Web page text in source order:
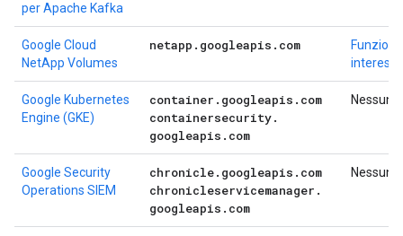
per Apache Kafka
Google Cloud
NetApp Volumes
netapp . googleapis . com
Google Kubernetes
Engine (GKE)
container . googleapis . com
containersecurity.
googleapis . com
Nessuno
Google Security
Operations SIEM
chronicle. googleapis . com
chronicleservicemanager .
googleapis . com
Nessuno